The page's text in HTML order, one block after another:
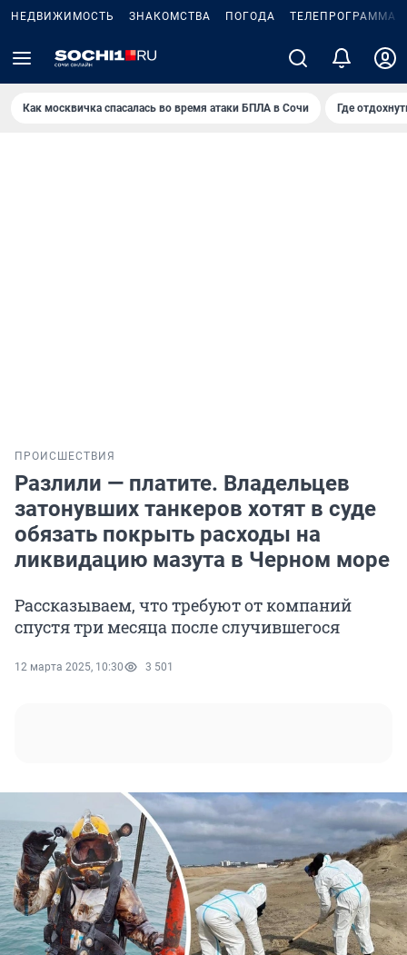
НЕДВИЖИМОСТЬ ЗНАКОМСТВА ПОГОДА ТЕЛЕПРОГРАММА
Как москвичка спасалась во время атаки БПЛА в Сочи Где
ПРОИСШЕСТВИЯ
Разлили — платите. Владельцев
затонувших танкеров хотят в суде
обязать покрыть расходы на
ликвидацию мазута в Черном море
Рассказываем, что требуют от компаний
спустя три месяца после случившегося
12 марта 2025, 10:30 3 501